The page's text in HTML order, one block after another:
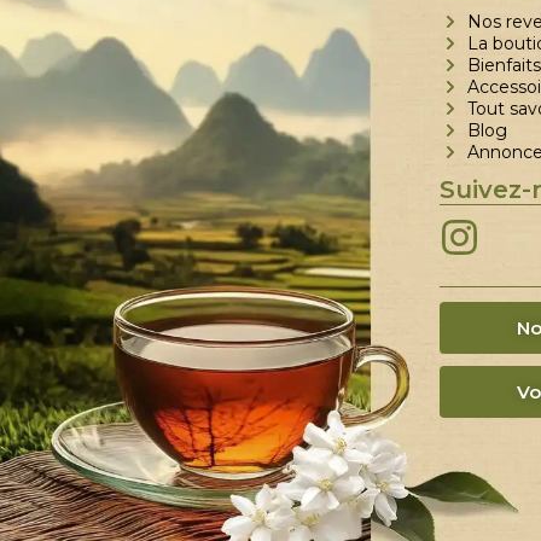
Nos
La
Bienfaits
Tout
Blog
Suivez-